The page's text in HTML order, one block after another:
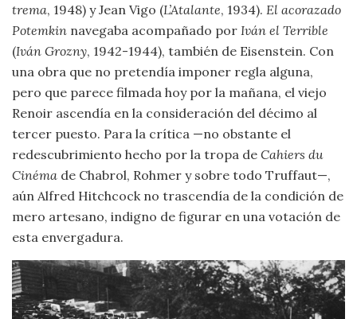
trema, 1948) y Jean Vigo (L’Atalante, 1934). El acorazado
Potemkin navegaba acompañado por Iván el Terrible
(Iván Grozny, 1942-1944), también de Eisenstein. Con
una obra que no pretendía imponer regla alguna,
pero que parece filmada hoy por la mañana, el viejo
Renoir ascendía en la consideración del décimo al
tercer puesto. Para la crítica —no obstante el
redescubrimiento hecho por la tropa de Cahiers du
Cinéma de Chabrol, Rohmer y sobre todo Truffaut—,
aún Alfred Hitchcock no trascendía de la condición de
mero artesano, indigno de figurar en una votación de
esta envergadura.